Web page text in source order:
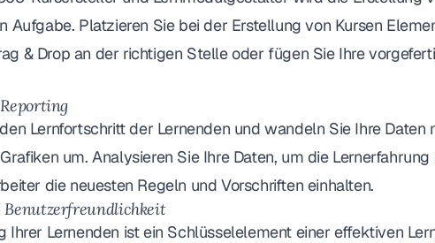
Aufgabe. Platzieren Sie bei der Erstellung von Kursen
& Drop an der richtigen Stelle oder fügen Sie Ihre
Lernfortschritt der Lernenden und wandeln Sie Ihre
um. Analysieren Sie Ihre Daten, um die
die neuesten Regeln und Vorschriften einhalten.
Benutzerfreundlichkeit
Ihrer Lernenden ist ein Schlüsselelement einer effektiven